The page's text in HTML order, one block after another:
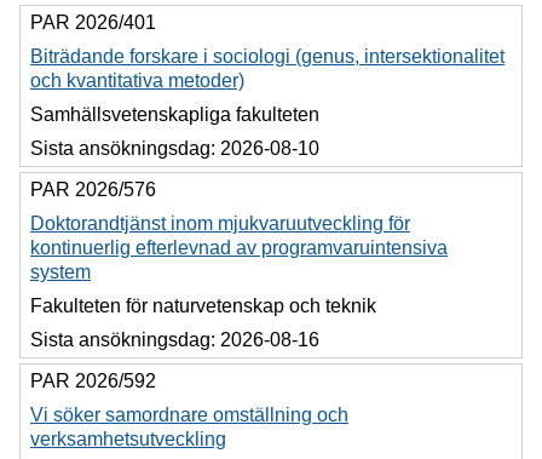
PAR 2026/401
Biträdande forskare i sociologi (genus, intersektionalitet
och kvantitativa metoder)
Samhällsvetenskapliga fakulteten
Sista ansökningsdag: 2026-08-10
PAR 2026/576
Doktorandtjänst inom mjukvaruutveckling för
kontinuerlig efterlevnad av programvaruintensiva
system
Fakulteten för naturvetenskap och teknik
Sista ansökningsdag: 2026-08-16
PAR 2026/592
Vi söker samordnare omställning och
verksamhetsutveckling